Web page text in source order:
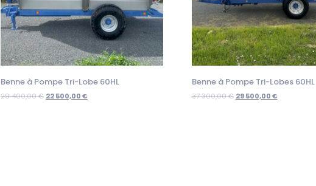
Benne à Pompe Tri-Lobe 60HL
29 400,00€ 22 500,00€
Benne à Pompe Tri-Lobes 60HL
37 300,00€ 29 500,00€